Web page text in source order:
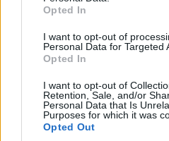
Opted In
I want to opt-out of
Personal Data for Targeted
Opted In
I want to opt-out of
Retention, Sale, and/or
Personal Data that Is
Purposes for which it was
Opted Out